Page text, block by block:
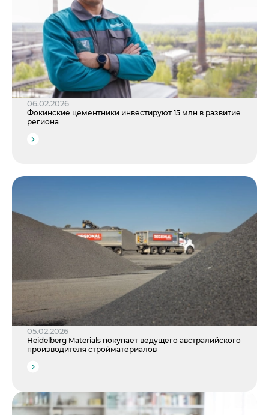
06.02.2026
Фокинские цементники инвестируют 15 млн в развитие
региона
05.02.2026
Heidelberg Materials покупает ведущего австралийского
производителя стройматериалов